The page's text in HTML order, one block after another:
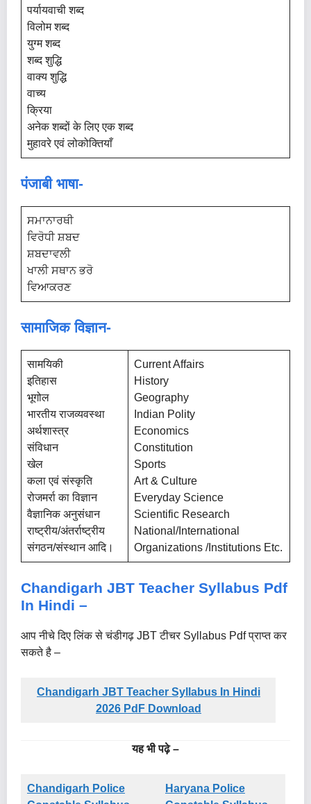
पर्यायवाची शब्द
विलोम शब्द
युग्म शब्द
शब्द शुद्धि
वाक्य शुद्धि
वाच्य
क्रिया
अनेक शब्दों के लिए एक शब्द
मुहावरे एवं लोकोक्तियाँ
पंजाबी भाषा-
ਸਮਾਨਾਰਥੀ
ਵਿਰੋਧੀ ਸ਼ਬਦ
ਸ਼ਬਦਾਵਲੀ
ਖਾਲੀ ਸਥਾਨ ਭਰੋ
ਵਿਆਕਰਣ
सामाजिक विज्ञान-
सामयिकी
इतिहास
भूगोल
भारतीय राजव्यवस्था
अर्थशास्त्र
संविधान
खेल
कला एवं संस्कृति
रोजमर्रा का विज्ञान
वैज्ञानिक अनुसंधान
राष्ट्रीय/अंतर्राष्ट्रीय
संगठन/संस्थान आदि।
Current Affairs
History
Geography
Indian Polity
Economics
Constitution
Sports
Art & Culture
Everyday Science
Scientific Research
National/International
Organizations /Institutions Etc.
Chandigarh JBT Teacher Syllabus Pdf
In Hindi –
आप नीचे दिए लिंक से चंडीगढ़ JBT टीचर Syllabus Pdf प्राप्त कर
सकते है –
Chandigarh JBT Teacher Syllabus In Hindi
2026 PdF Download
यह भी पढ़े –
Chandigarh Police
Haryana Police